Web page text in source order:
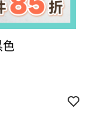
色